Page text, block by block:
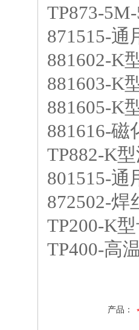
TP873-
871515-通
881602-K
881603-K
881605-K
881616-磁
TP882-K
801515-通
872502-焊
TP200-K
TP400-高
产品：